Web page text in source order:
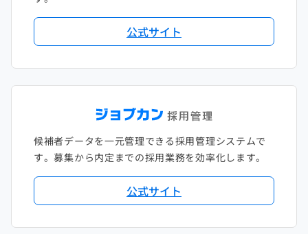
公式サイト
候補者データを一元管理できる採用管理システムで
す。募集から内定までの採用業務を効率化します。
公式サイト